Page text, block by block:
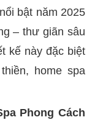
bật năm 2025
– thư giãn sâu
kế này đặc biệt
home spa
Phong Cách